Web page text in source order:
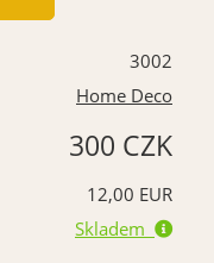
3002
Home Deco
300 CZK
12,00 EUR
Skladem